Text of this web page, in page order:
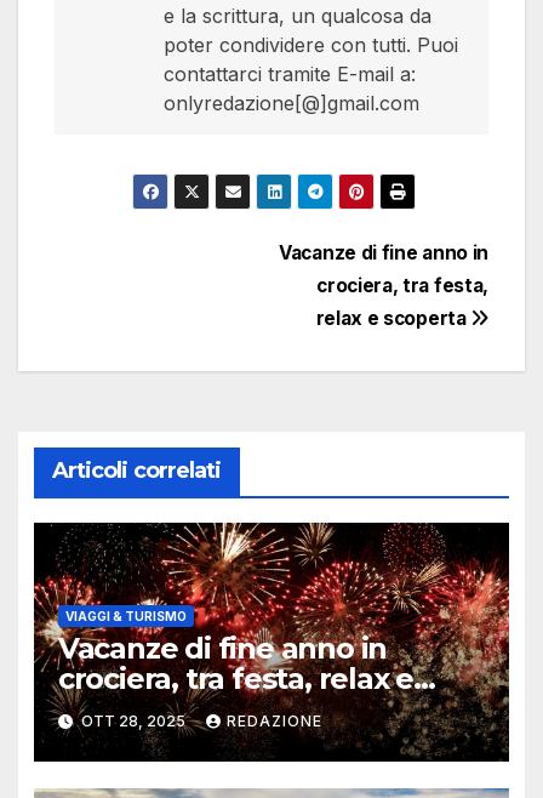
e la scrittura, un qualcosa da
poter condividere con tutti. Puoi
contattarci tramite E-mail a:
onlyredazione[@]gmail.com
NavigazioneVacanze di fine anno in
crociera, tra festa,
relax e scoperta
Articoli correlati
VIAGGI & TURISMO
Vacanze di fine anno in
crociera, tra festa, relax e
scoperta
OTT 28, 2025 REDAZIONE